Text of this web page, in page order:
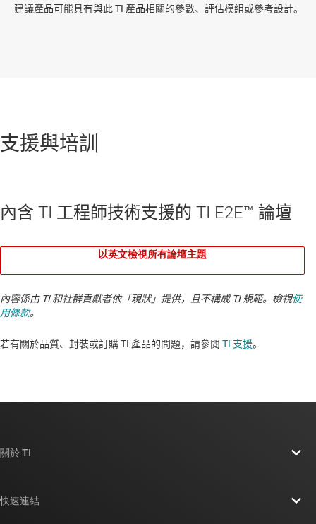
建議產品可能具有與此 TI 產品相關的參數、評估模組或參考設計。
支援與培訓
內含 TI 工程師技術支援的 TI E2E™ 論壇
以英文檢視所有論壇主題
內容係由 TI 和社群貢獻者依「現狀」提供，且不構成 TI 規範。檢視使
用條款。
若有關於品質、封裝或訂購 TI 產品的問題，請參閱 TI 支援。​​​​​​​​​​​​​​
關於 TI
快速連結